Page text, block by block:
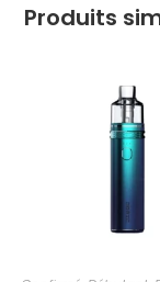
Produits